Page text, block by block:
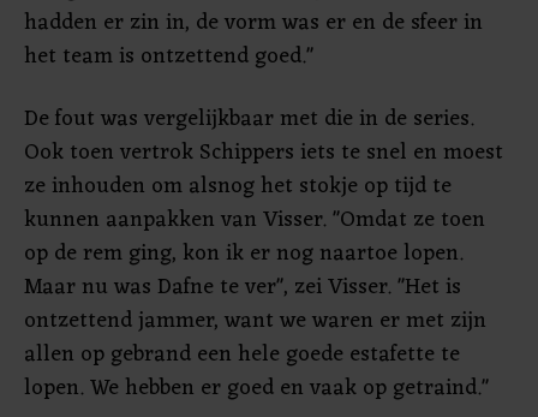
hadden er zin in, de vorm was er en de sfeer in
het team is ontzettend goed."
De fout was vergelijkbaar met die in de series.
Ook toen vertrok Schippers iets te snel en moest
ze inhouden om alsnog het stokje op tijd te
kunnen aanpakken van Visser. "Omdat ze toen
op de rem ging, kon ik er nog naartoe lopen.
Maar nu was Dafne te ver", zei Visser. "Het is
ontzettend jammer, want we waren er met zijn
allen op gebrand een hele goede estafette te
lopen. We hebben er goed en vaak op getraind."